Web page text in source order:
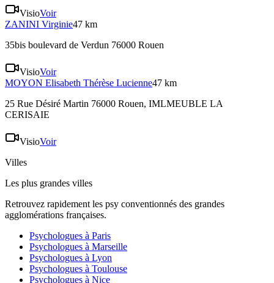
VisioVoir
ZANINI Virginie47 km
35bis boulevard de Verdun 76000 Rouen
VisioVoir
MOYON Elisabeth Thérèse Lucienne47 km
25 Rue Désiré Martin 76000 Rouen, IMLMEUBLE LA
CERISAIE
VisioVoir
Villes
Les plus grandes villes
Retrouvez rapidement les psy conventionnés des grandes
agglomérations françaises.
Psychologues à Paris
Psychologues à Marseille
Psychologues à Lyon
Psychologues à Toulouse
Psychologues à Nice